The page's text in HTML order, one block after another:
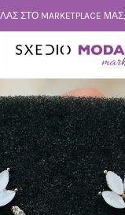
ΣΤΟ MARKETPLACE